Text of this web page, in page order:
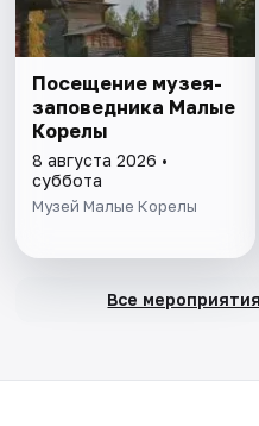
Посещение музея-
заповедника Малые
Корелы
8 августа 2026 •
суббота
Музей Малые Корелы
Все